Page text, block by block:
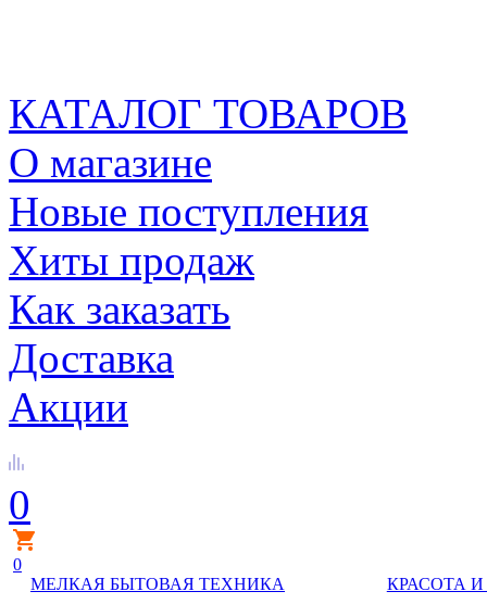
КАТАЛОГ ТОВАРОВ
О магазине
Новые поступления
Хиты продаж
Как заказать
Доставка
Акции
0
0
МЕЛКАЯ БЫТОВАЯ ТЕХНИКА
КРАСОТА И